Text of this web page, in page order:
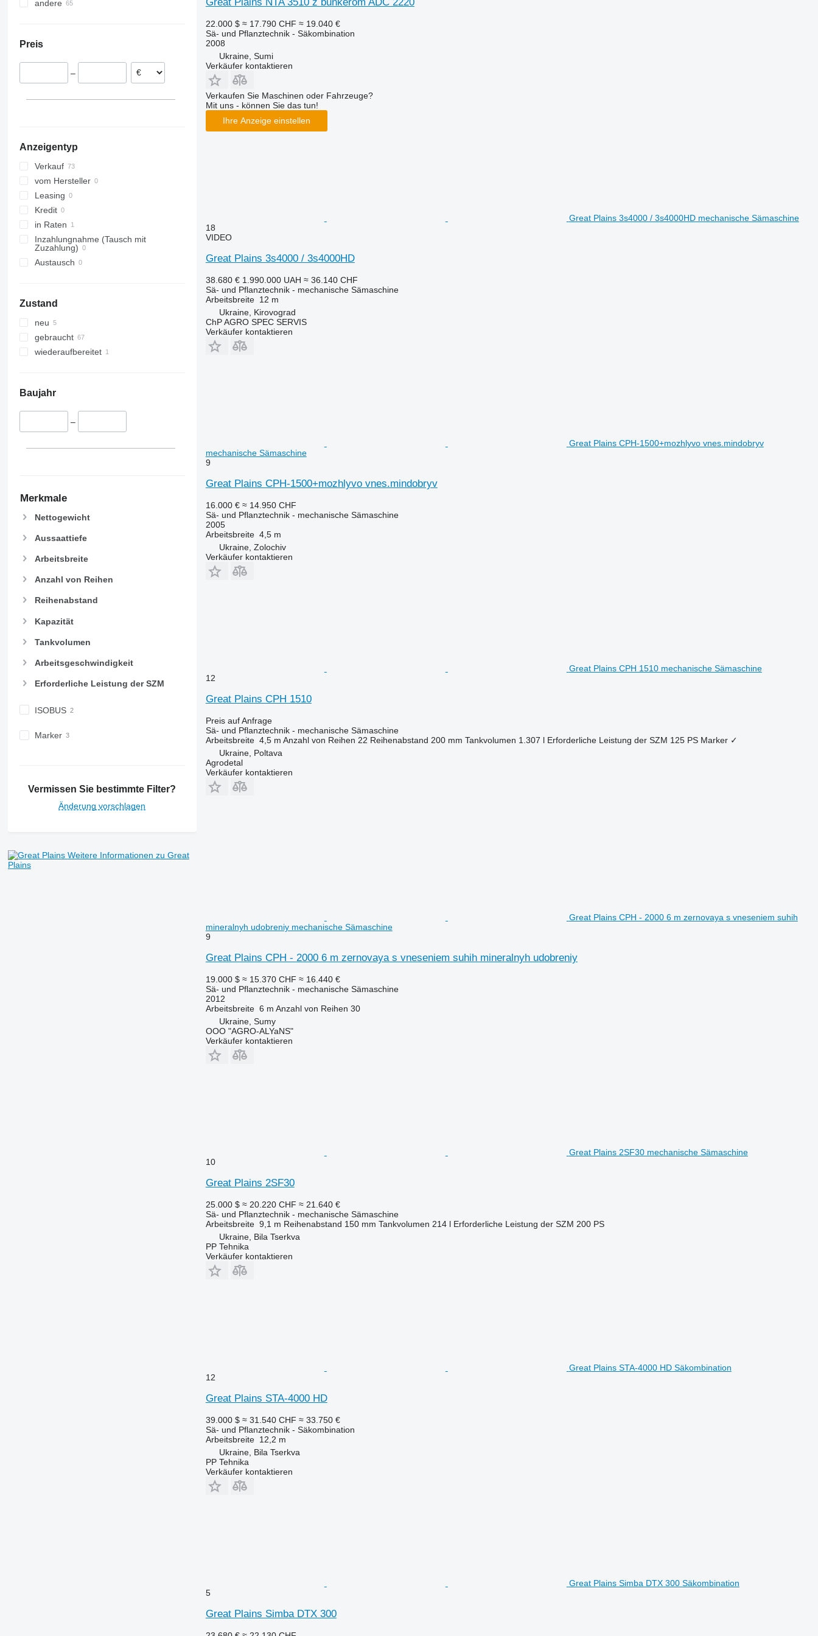
DB
Vereinigtes Königreich
Polen
andere
Preis
–
Anzeigentyp
Verkauf
vom Hersteller
Leasing
Kredit
in Raten
Inzahlungnahme (Tausch mit
Zuzahlung)
Austausch
Zustand
neu
gebraucht
wiederaufbereitet
Baujahr
–
Merkmale
Nettogewicht
Aussaattiefe
Arbeitsbreite
Anzahl von Reihen
Reihenabstand
Kapazität
Tankvolumen
Arbeitsgeschwindigkeit
Erforderliche Leistung der SZM
ISOBUS
Marker
Vermissen Sie bestimmte Filter?
Änderung vorschlagen
Weitere Informationen zu Great
Plains
22.000 $ ≈ 17.790 CHF ≈ 19.040 €
Sä- und Pflanztechnik - Säkombination
2008
Ukraine, Sumi
Verkäufer kontaktieren
Verkaufen Sie Maschinen oder Fahrzeuge?
Mit uns - können Sie das tun!
Ihre Anzeige einstellen
Great Plains 3s4000 / 3s4000HD mechanische Sämaschine
18
VIDEO
Great Plains 3s4000 / 3s4000HD
38.680 € 1.990.000 UAH ≈ 36.140 CHF
Sä- und Pflanztechnik - mechanische Sämaschine
Arbeitsbreite 12 m
Ukraine, Kirovograd
ChP AGRO SPEC SERVIS
Verkäufer kontaktieren
Great Plains CPH-1500+mozhlyvo vnes.mindobryv
mechanische Sämaschine
9
Great Plains CPH-1500+mozhlyvo vnes.mindobryv
16.000 € ≈ 14.950 CHF
Sä- und Pflanztechnik - mechanische Sämaschine
2005
Arbeitsbreite 4,5 m
Ukraine, Zolochiv
Verkäufer kontaktieren
Great Plains CPH 1510 mechanische Sämaschine
12
Great Plains CPH 1510
Preis auf Anfrage
Sä- und Pflanztechnik - mechanische Sämaschine
Arbeitsbreite 4,5 m Anzahl von Reihen 22 Reihenabstand 200 mm Tankvolumen 1.307 l Erforderliche Leistung der SZM 125 PS Marker ✓
Ukraine, Poltava
Agrodetal
Verkäufer kontaktieren
Great Plains CPH - 2000 6 m zernovaya s vneseniem suhih
mineralnyh udobreniy mechanische Sämaschine
9
Great Plains CPH - 2000 6 m zernovaya s vneseniem suhih mineralnyh udobreniy
19.000 $ ≈ 15.370 CHF ≈ 16.440 €
Sä- und Pflanztechnik - mechanische Sämaschine
2012
Arbeitsbreite 6 m Anzahl von Reihen 30
Ukraine, Sumy
OOO "AGRO-ALYaNS"
Verkäufer kontaktieren
Great Plains 2SF30 mechanische Sämaschine
10
Great Plains 2SF30
25.000 $ ≈ 20.220 CHF ≈ 21.640 €
Sä- und Pflanztechnik - mechanische Sämaschine
Arbeitsbreite 9,1 m Reihenabstand 150 mm Tankvolumen 214 l Erforderliche Leistung der SZM 200 PS
Ukraine, Bila Tserkva
PP Tehnika
Verkäufer kontaktieren
Great Plains STA-4000 HD Säkombination
12
Great Plains STA-4000 HD
39.000 $ ≈ 31.540 CHF ≈ 33.750 €
Sä- und Pflanztechnik - Säkombination
Arbeitsbreite 12,2 m
Ukraine, Bila Tserkva
PP Tehnika
Verkäufer kontaktieren
Great Plains Simba DTX 300 Säkombination
5
Great Plains Simba DTX 300